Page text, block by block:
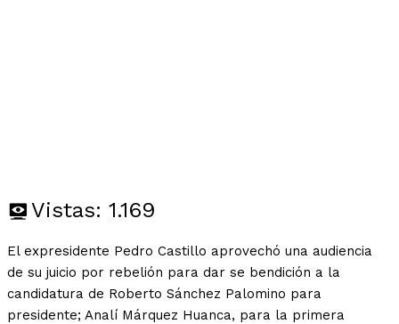
Vistas: 1.169
El expresidente Pedro Castillo aprovechó una audiencia
de su juicio por rebelión para dar se bendición a la
candidatura de Roberto Sánchez Palomino para
presidente; Analí Márquez Huanca, para la primera